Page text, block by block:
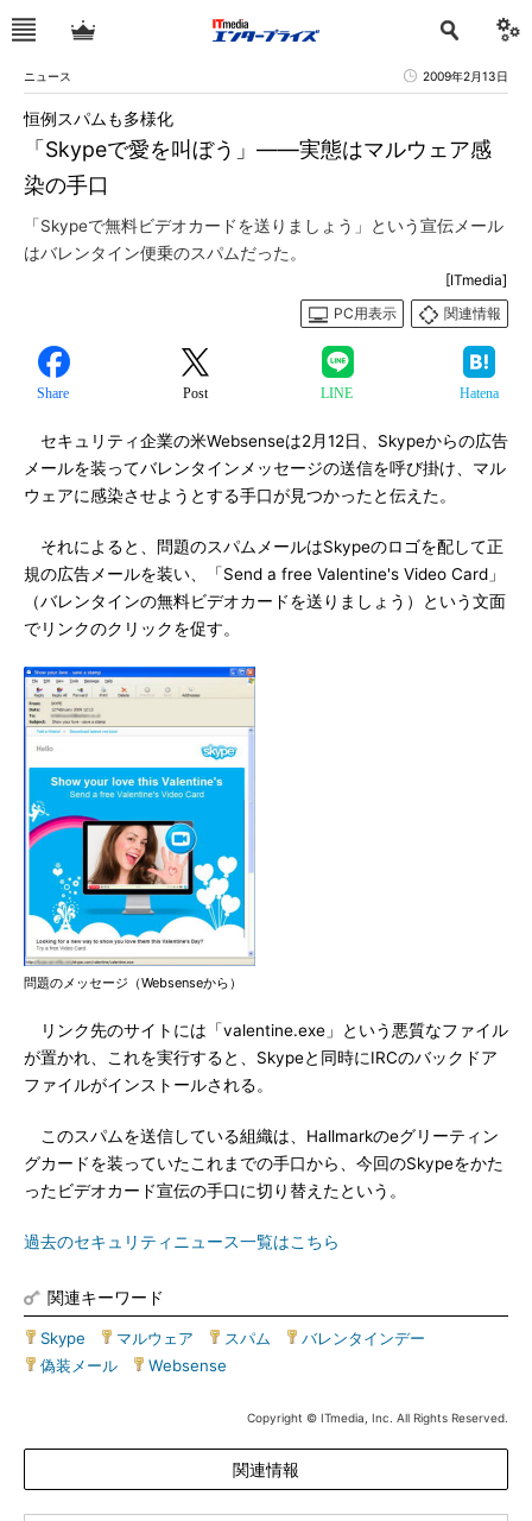
ニュース 2009年2月13日
「Skypeで愛を叫ぼう」――実態はマルウェア感
染の手口
恒例スパムも多様化
「Skypeで無料ビデオカードを送りましょう」という宣伝メール
はバレンタイン便乗のスパムだった。
[ITmedia]
PC用表示
関連情報
Share Post LINE Hatena
セキュリティ企業の米Websenseは2月12日、Skypeからの広告
メールを装ってバレンタインメッセージの送信を呼び掛け、マル
ウェアに感染させようとする手口が見つかったと伝えた。
それによると、問題のスパムメールはSkypeのロゴを配して正
規の広告メールを装い、「Send a free Valentine's Video Card」
（バレンタインの無料ビデオカードを送りましょう）という文面
でリンクのクリックを促す。
問題のメッセージ（Websenseから）
リンク先のサイトには「valentine.exe」という悪質なファイル
が置かれ、これを実行すると、Skypeと同時にIRCのバックドア
ファイルがインストールされる。
このスパムを送信している組織は、Hallmarkのeグリーティン
グカードを装っていたこれまでの手口から、今回のSkypeをかた
ったビデオカード宣伝の手口に切り替えたという。
過去のセキュリティニュース一覧はこちら
関連キーワード
Skype マルウェア スパム バレンタインデー
偽装メール
Websense
Copyright © ITmedia, Inc. All Rights Reserved.
関連情報